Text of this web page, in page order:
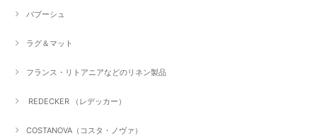
バブーシュ
ラグ＆マット
フランス・リトアニアなどのリネン製品
REDECKER （レデッカー）
COSTANOVA（コスタ・ノヴァ）